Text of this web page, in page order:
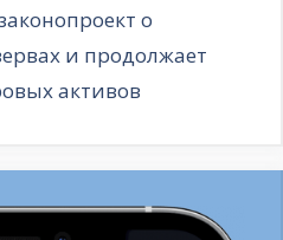
о
и продолжает
активов